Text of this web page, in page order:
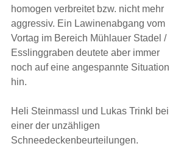
homogen verbreitet bzw. nicht mehr
aggressiv. Ein Lawinenabgang vom
Vortag im Bereich Mühlauer Stadel /
Esslinggraben deutete aber immer
noch auf eine angespannte Situation
hin.
Heli Steinmassl und Lukas Trinkl bei
einer der unzähligen
Schneedeckenbeurteilungen.